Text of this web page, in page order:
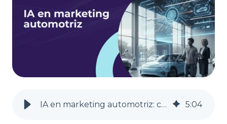
IA en marketing automotriz: cómo ganar al consumidor digital 5:04